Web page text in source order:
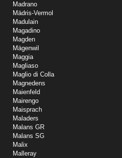
Madrano
Mädris-Vermol
Madulain
Magadino
Magden
Mägenwil
Maggia
Magliaso
Maglio di Colla
Magnedens
Maienfeld
Mairengo
Maisprach
Maladers
Malans GR
Malans SG
Malix
Malleray